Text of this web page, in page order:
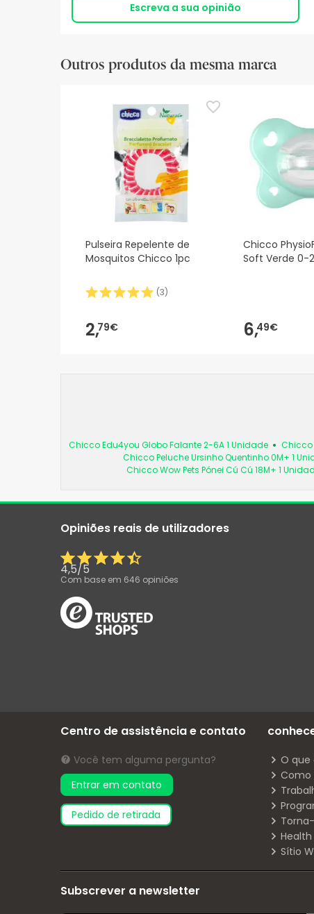
Escreva a sua opinião
Outros produtos da mesma marca
Pulseira Repelente de
Mosquitos Chicco 1pc
(3)
2,79€
Chicco
Soft Verde 0-
6,49€
Chicco Edu4you Globo Falante 2-6A 1 Unidade Chicco
Chicco Peluche Ursinho Quentinho 0M+ 1
Chicco Wow Pets Pónei Cú Cú 18M+ 1
Opiniões reais de utilizadores
4,5/5
Com base em 646 opiniões
Centro de assistência e contato
Você tem alguma pergunta?
Entrar em contato
pedido de retirada
O que
Como
Sítio
Subscrever a newsletter